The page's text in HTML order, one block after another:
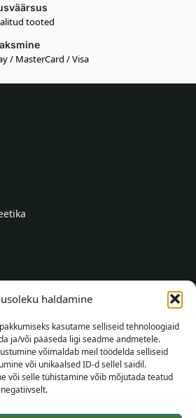
haldamine
kasutame selliseid tehnoloogiaid
ja/või pääseda ligi seadme andmetele.
võimaldab meil töödelda selliseid
või unikaalsed ID-d sellel saidil.
või selle tühistamine võib mõjutada teatud
tooted
/ MasterCard / Visa